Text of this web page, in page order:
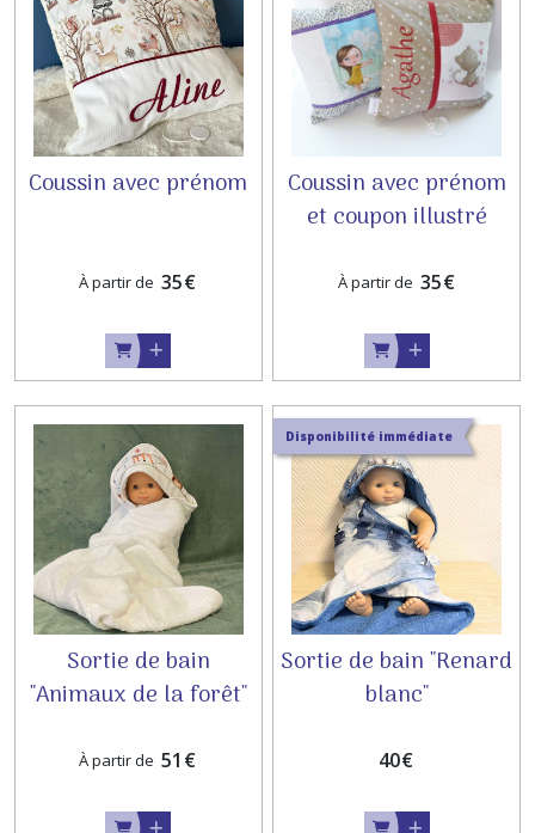
Coussin avec prénom
À partir de 35€
Coussin avec prénom
et coupon illustré
À partir de 35€
Sortie de bain
"Animaux de la forêt"
À partir de 51 €
Disponibilité immédiate
Sortie de bain "Renard
blanc"
40€